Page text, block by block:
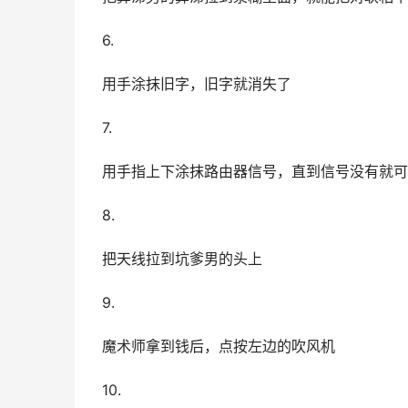
6.
用手涂抹旧字，旧字就消失了
7.
用手指上下涂抹路由器信号，直到信号没有就
8.
把天线拉到坑爹男的头上
9.
魔术师拿到钱后，点按左边的吹风机
10.